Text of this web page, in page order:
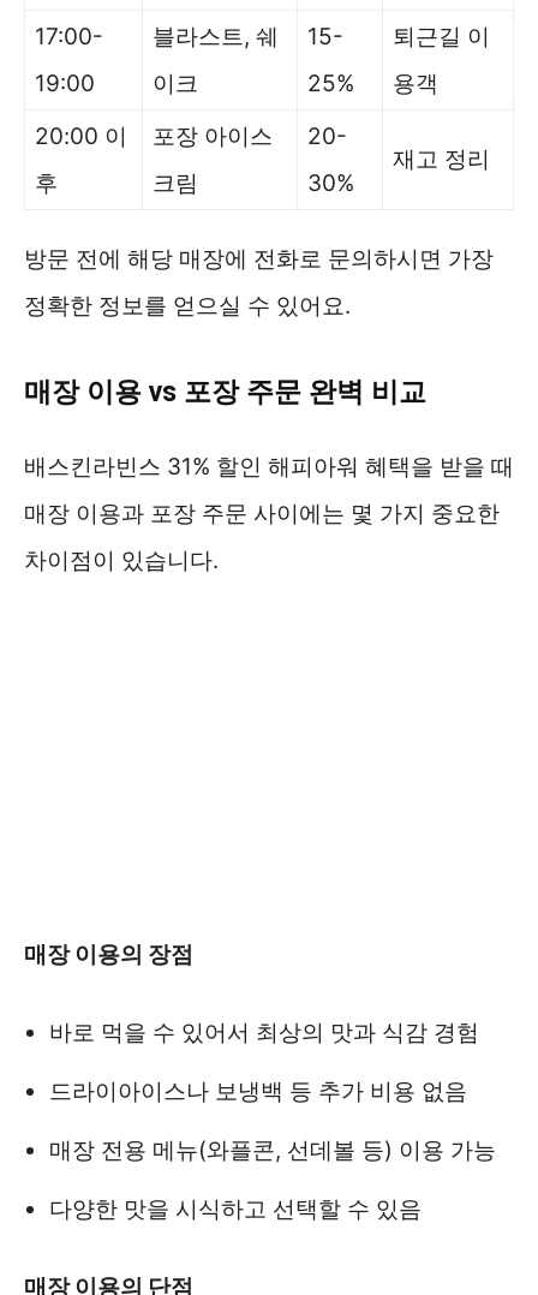
17:00-
19:00
블라스트, 쉐
이크
15-
25%
퇴근길 이
용객
20:00 이
후
포장 아이스
크림
20-
30%
재고 정리
방문 전에 해당 매장에 전화로 문의하시면 가장
정확한 정보를 얻으실 수 있어요.
매장 이용 vs 포장 주문 완벽 비교
배스킨라빈스 31% 할인 해피아워 혜택을 받을 때
매장 이용과 포장 주문 사이에는 몇 가지 중요한
차이점이 있습니다.
매장 이용의 장점
바로 먹을 수 있어서 최상의 맛과 식감 경험
드라이아이스나 보냉백 등 추가 비용 없음
매장 전용 메뉴(와플콘, 선데볼 등) 이용 가능
다양한 맛을 시식하고 선택할 수 있음
매장 이용의 단점